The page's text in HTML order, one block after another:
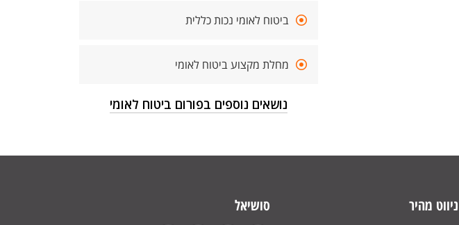
ביטוח לאומי נכות כללית
מחלת מקצוע ביטוח לאומי
נושאים נוספים בפורום ביטוח לאומי
ניווט מהיר סושיאל